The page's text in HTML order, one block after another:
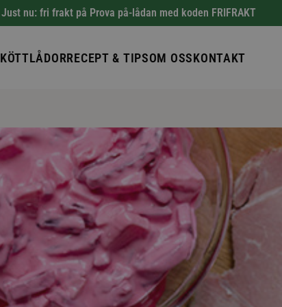
Just nu: fri frakt på Prova på-lådan med koden FRIFRAKT
KÖTTLÅDORRECEPT & TIPSOM OSSKONTAKT